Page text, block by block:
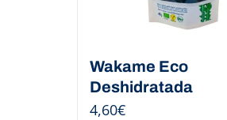
Wakame Eco
Deshidratada
4,60€